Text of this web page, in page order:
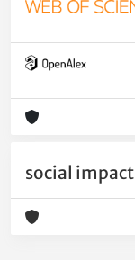
social impact